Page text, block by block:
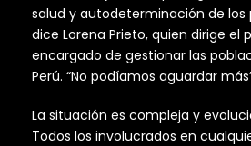
salud y autodeterminación de los
dice Lorena Prieto, quien dirige el
encargado de gestionar las
Perú. “No podíamos aguardar
La situación es compleja y
Todos los involucrados en